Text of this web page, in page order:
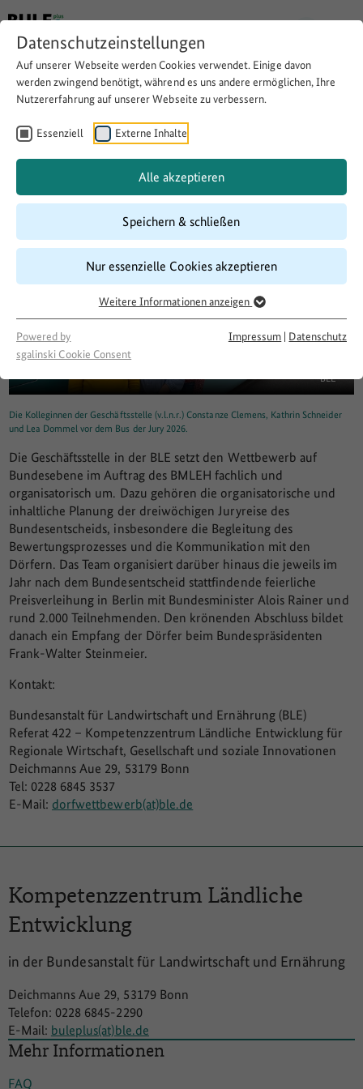
Datenschutzeinstellungen
Auf unserer Webseite werden Cookies verwendet. Einige davon
werden zwingend benötigt, während es uns andere ermöglichen, Ihre
Nutzererfahrung auf unserer Webseite zu verbessern.
Essenziell Externe Inhalte
Alle akzeptieren
Speichern & schließen
Nur essenzielle Cookies akzeptieren
Weitere Informationen anzeigen
Powered by
sgalinski Cookie Consent
Impressum | Datenschutz
Zurück
Die Geschäftsstelle des
Bundeswettbewerbs
BLE
Die Kolleginnen der Geschäftsstelle (v.l.n.r.) Constanze Clemens, Kathrin Schneider
und Lea Dommel vor dem Bus der Jury 2026.
Die Geschäftsstelle in der BLE setzt den Wettbewerb auf
Bundesebene im Auftrag des BMLEH fachlich und
organisatorisch um. Dazu gehören die organisatorische und
inhaltliche Planung der dreiwöchigen Juryreise des
Bundesentscheids, insbesondere die Begleitung des
Bewertungsprozesses und die Kommunikation mit den
Dörfern. Das Team organisiert darüber hinaus die jeweils im
Jahr nach dem Bundesentscheid stattfindende feierliche
Preisverleihung in Berlin mit Bundesminister Alois Rainer und
rund 2.000 Teilnehmenden. Den krönenden Abschluss bildet
danach ein Empfang der Dörfer beim Bundespräsidenten
Frank-Walter Steinmeier.
Kontakt:
Bundesanstalt für Landwirtschaft und Ernährung (BLE)
Referat 422 – Kompetenzzentrum Ländliche Entwicklung für
Regionale Wirtschaft, Gesellschaft und soziale Innovationen
Deichmanns Aue 29, 53179 Bonn
Tel: 0228 6845 3537
E-Mail: dorfwettbewerb(at)ble.de
Kompetenzzentrum Ländliche
Entwicklung
in der Bundesanstalt für Landwirtschaft und Ernährung
Deichmanns Aue 29, 53179 Bonn
Telefon: 0228 6845-2290
E-Mail: buleplus(at)ble.de
Mehr Informationen
FAQ